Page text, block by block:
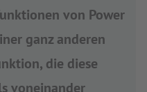
von Power
ganz anderen
die diese
voneinander